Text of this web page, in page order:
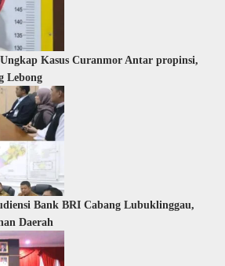
Kasus Curanmor Antar propinsi,
Lebong
Bank BRI Cabang Lubuklinggau,
Daerah